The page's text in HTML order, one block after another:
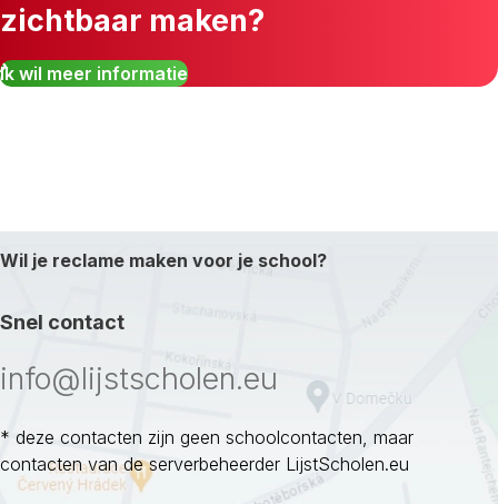
zichtbaar maken?
Ik wil meer informatie
Wil je reclame maken voor je school?
Snel contact
info@lijstscholen.eu
* deze contacten zijn geen schoolcontacten, maar
contacten van de serverbeheerder LijstScholen.eu